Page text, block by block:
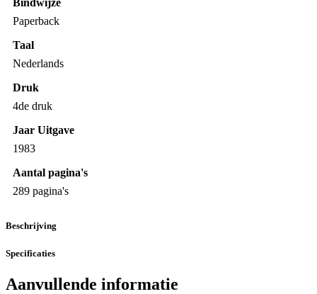
Bindwijze
Paperback
Taal
Nederlands
Druk
4de druk
Jaar Uitgave
1983
Aantal pagina's
289 pagina's
Beschrijving
Specificaties
Aanvullende informatie